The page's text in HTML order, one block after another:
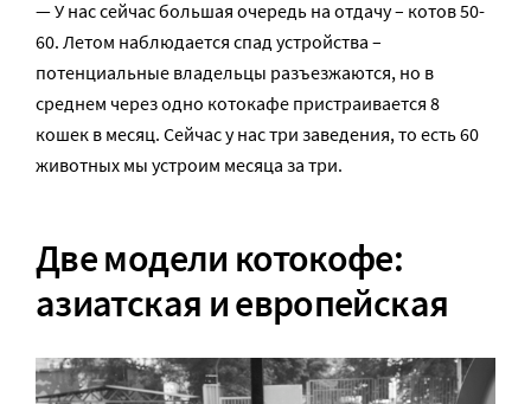
— У нас сейчас большая очередь на отдачу – котов 50-
60. Летом наблюдается спад устройства –
потенциальные владельцы разъезжаются, но в
среднем через одно котокафе пристраивается 8
кошек в месяц. Сейчас у нас три заведения, то есть 60
животных мы устроим месяца за три.
Две модели котокофе:
азиатская и европейская